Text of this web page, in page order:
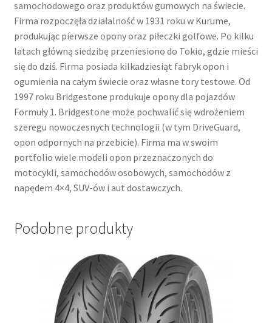
samochodowego oraz produktów gumowych na świecie.
Firma rozpoczęła działalność w 1931 roku w Kurume,
produkując pierwsze opony oraz piłeczki golfowe. Po kilku
latach główną siedzibę przeniesiono do Tokio, gdzie mieści
się do dziś. Firma posiada kilkadziesiąt fabryk opon i
ogumienia na całym świecie oraz własne tory testowe. Od
1997 roku Bridgestone produkuje opony dla pojazdów
Formuły 1. Bridgestone może pochwalić się wdrożeniem
szeregu nowoczesnych technologii (w tym DriveGuard,
opon odpornych na przebicie). Firma ma w swoim
portfolio wiele modeli opon przeznaczonych do
motocykli, samochodów osobowych, samochodów z
napędem 4×4, SUV-ów i aut dostawczych.
Podobne produkty